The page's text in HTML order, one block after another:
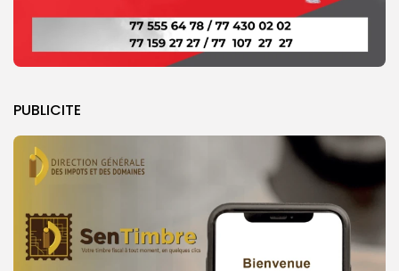
PUBLICITE